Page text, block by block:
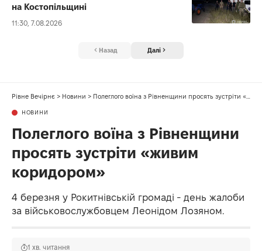
на Костопільщині
11:30, 7.08.2026
Назад Далі
Рівне Вечірнє > Новини > Полеглого воїна з Рівненщини просять зустріти «живим коридором»
НОВИНИ
Полеглого воїна з Рівненщини
просять зустріти «живим
коридором»
4 березня у Рокитнівській громаді - день жалоби
за військовослужбовцем Леонідом Лозяном.
1 хв. читання